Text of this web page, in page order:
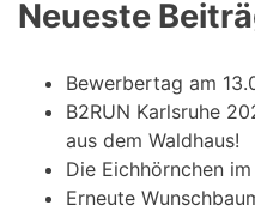
Neueste
Bewerbertag am
B2RUN Karlsruhe
aus dem Waldhaus!
Die Eichhörnchen
Erneute